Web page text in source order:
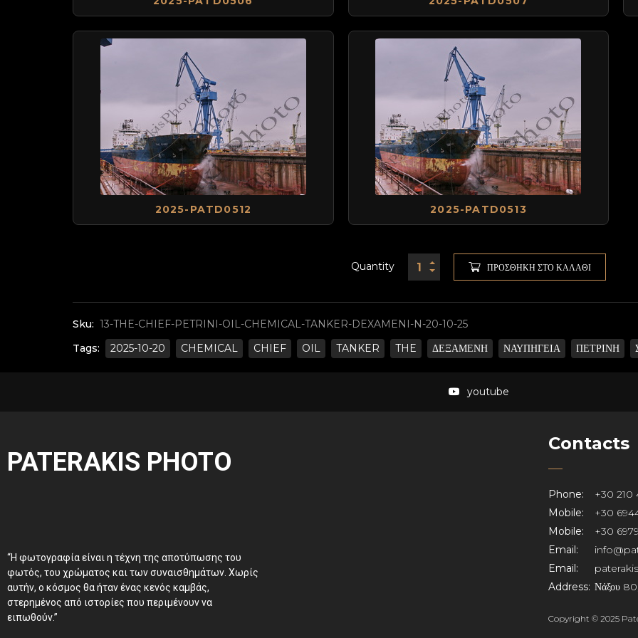
Sku: 13-THE-CHIEF-PETRINI-OIL-CHEMICAL-TANKER-DEXAMENI-N-20-10-25
Tags:
2025-10-20 CHEMICAL CHIEF OIL TANKER THE ΔΕΞΑΜΕΝΗ ΝΑΥΠΗΓΕΙΑ ΠΕΤΡΙΝΗ
Quantity ΠΡΟΣΘΉΚΗ ΣΤΟ ΚΑΛΆΘΙ
2025-PATD0512 2025-PATD0513
youtube
PATERAKIS PHOTO
“Η φωτογραφία είναι η τέχνη της αποτύπωσης του
φωτός, του χρώματος και των συναισθημάτων. Χωρίς
αυτήν, ο κόσμος θα ήταν ένας κενός καμβάς,
στερημένος από ιστορίες που περιμένουν να
ειπωθούν.”
Contacts
Phone:
+30 210
Mobile:
+30
Mobile:
+30
Email:
Email:
Address: Νάξου 80,
Copyright © 2025